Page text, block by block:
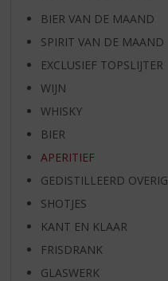
BIER VAN DE MAAND
SPIRIT VAN DE MAAND
EXCLUSIEF TOPSLIJTER
WIJN
WHISKY
BIER
APERITIEF
GEDISTILLEERD OVERIG
SHOTJES
KANT EN KLAAR
FRISDRANK
GLASWERK